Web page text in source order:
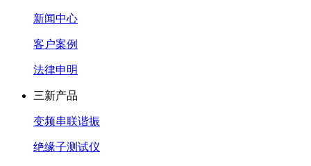
新闻中心
客户案例
法律申明
三新产品
变频串联谐振
绝缘子测试仪